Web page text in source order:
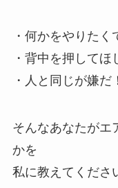
・何かをやりたく
・背中を押してほ
・人と同じが嫌だ！
そんなあなたがエ
かを
私に教えてくださ